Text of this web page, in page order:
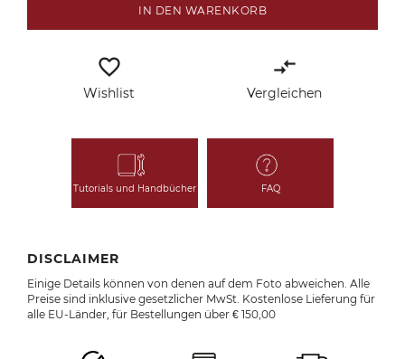
IN DEN WARENKORB
favorite_border
Wishlist
compare_arrows
Vergleichen
Tutorials und Handbücher FAQ
DISCLAIMER
Einige Details können von denen auf dem Foto abweichen. Alle
Preise sind inklusive gesetzlicher MwSt. Kostenlose Lieferung für
alle EU-Länder, für Bestellungen über € 150,00